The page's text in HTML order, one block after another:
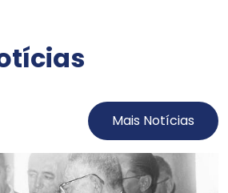
Mais Notícias